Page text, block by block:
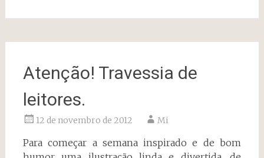
Atenção! Travessia de
leitores.
12 de novembro de 2012 Mi
Para começar a semana inspirado e de bom